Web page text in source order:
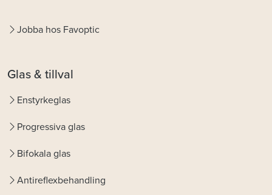
Jobba hos Favoptic
Glas & tillval
Enstyrkeglas
Progressiva glas
Bifokala glas
Antireflexbehandling